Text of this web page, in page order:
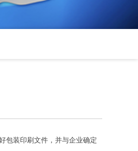
包装印刷文件，并与企业确定